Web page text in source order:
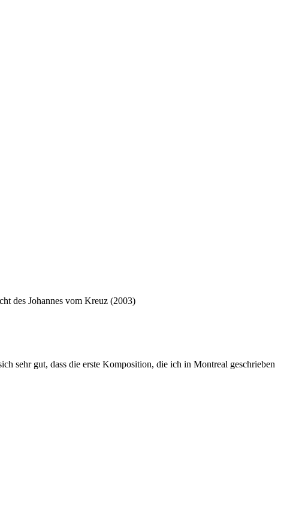
des Johannes vom Kreuz (2003)
sehr gut, dass die erste Komposition, die ich in Montreal geschrieben